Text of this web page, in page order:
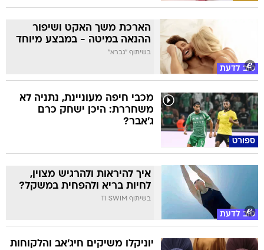
טוב לדעת
הארכת משך האקט ושיפור
ההנאה במיטה - במבצע מיוחד
בשיתוף "גברא"
ספורט
מכבי חיפה מעוניינת, נתניה לא
משחררת: היכן ישחק כרם
ג'אבר?
טוב לדעת
איך להיראות ולהרגיש מצוין,
לחיות בריא ולהפחית במשקל?
בשיתוף TI SWIM
יוניקלו משיקים חיג'אב והלקוחות